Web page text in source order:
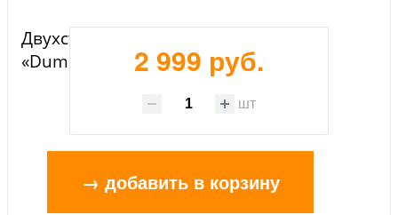
Двухсторонний флаг спецназа ВМФ
«Dum Spiro Spero»2 999 руб.
шт
→ добавить в корзину